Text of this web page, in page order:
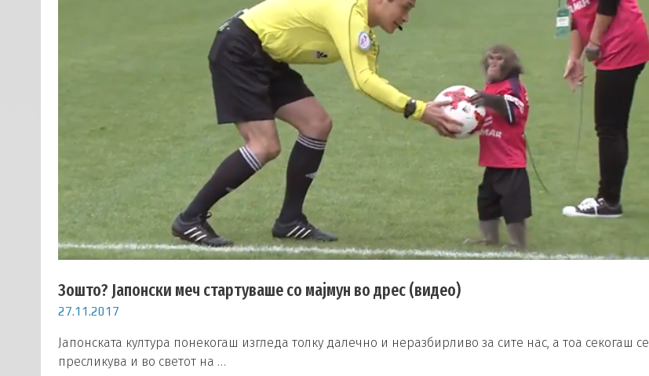
Зошто? Јапонски меч стартуваше со мајмун во дрес (видео)
27.11.2017
Јапонската култура понекогаш изгледа толку далечно и неразбирливо за сите нас, а тоа секогаш се
пресликува и во светот на …